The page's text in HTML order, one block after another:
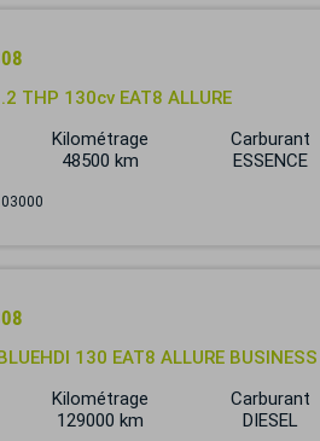
THP 130cv EAT8 ALLURE
Kilométrage
48500 km
Carburant
ESSENCE
130 EAT8 ALLURE BUSINESS
Kilométrage
129000 km
Carburant
DIESEL